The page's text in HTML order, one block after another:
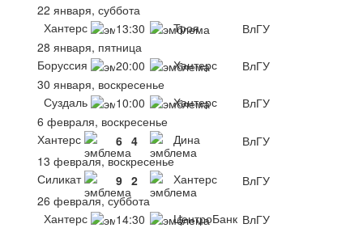
22 января, суббота
Хантерс
13:30 Троя
ВлГУ
28 января, пятница
Боруссия
20:00 Хантерс
ВлГУ
30 января, воскресенье
Суздаль
10:00 Хантерс
ВлГУ
6 февраля, воскресенье
Хантерс
6 4 Дина
ВлГУ
13 февраля, воскресенье
Силикат
9 2 Хантерс
ВлГУ
26 февраля, суббота
Хантерс
14:30 ЦентроБанк ВлГУ